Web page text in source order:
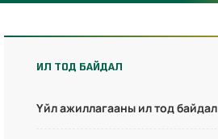
ИЛ ТОД БАЙДАЛ
Үйл ажиллагааны ил тод байдал